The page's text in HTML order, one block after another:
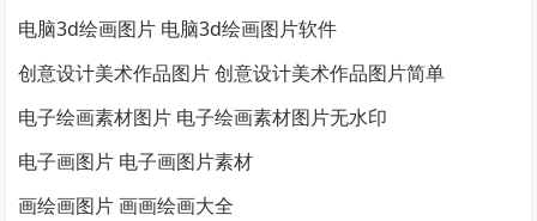
电脑3d绘画图片 电脑3d绘画图片软件
创意设计美术作品图片 创意设计美术作品图片简单
电子绘画素材图片 电子绘画素材图片无水印
电子画图片 电子画图片素材
画绘画图片 画画绘画大全